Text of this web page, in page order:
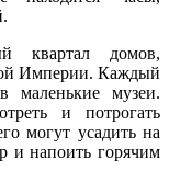
квартал домов,
Империи. Каждый
маленькие музеи.
и потрогать
могут усадить на
и напоить горячим